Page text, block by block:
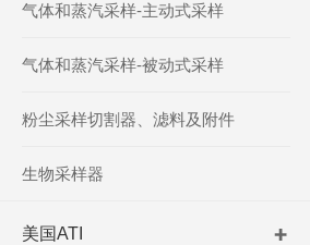
气体和蒸汽采样-主动式采样
气体和蒸汽采样-被动式采样
粉尘采样切割器、滤料及附件
生物采样器
美国ATI